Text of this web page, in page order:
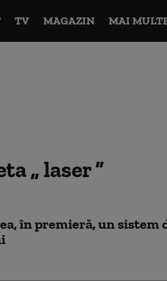
TV MAGAZIN MAI
laser
în premieră, un sistem